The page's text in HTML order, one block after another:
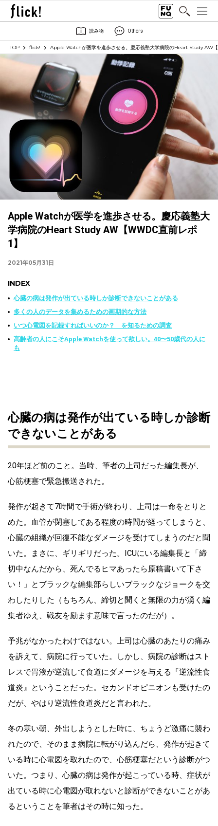
読み物 Others
TOP flick! Apple Watchが医学を進歩させる。慶応義塾大学病院のHeart Study AW
Apple Watchが医学を進歩させる。慶応義塾大
学病院のHeart Study AW【WWDC直前レポ
1】
2021年05月31日
INDEX
心臓の病は発作が出ている時しか診断できないことがある
多くの人のデータを集めるための画期的な方法
いつ心電図を記録すればいいのか？ を知るための調査
高齢者の人にこそApple Watchを使って欲しい。40〜50歳代の人に
も
心臓の病は発作が出ている時しか診断
できないことがある
20年ほど前のこと。当時、筆者の上司だった編集長が、
心筋梗塞で緊急搬送された。
発作が起きて7時間で手術が終わり、上司は一命をとりと
めた。血管が閉塞してある程度の時間が経ってしまうと、
心臓の組織が回復不能なダメージを受けてしまうのだと聞
いた。まさに、ギリギリだった。ICUにいる編集長と「締
切中なんだから、死んでるヒマあったら原稿書いて下さ
い！」とブラックな編集部らしいブラックなジョークを交
わしたりした（もちろん、締切と聞くと無限の力が湧く編
集者ゆえ、戦友を励ます意味で言ったのだが）。
予兆がなかったわけではない。上司は心臓のあたりの痛み
を訴えて、病院に行っていた。しかし、病院の診断はスト
レスで胃液が逆流して食道にダメージを与える『逆流性食
道炎』ということだった。セカンドオピニオンも受けたの
だが、やはり逆流性食道炎だと言われた。
冬の寒い朝、外出しようとした時に、ちょうど激痛に襲わ
れたので、そのまま病院に転がり込んだら、発作が起きて
いる時に心電図を取れたので、心筋梗塞だという診断がつ
いた。つまり、心臓の病は発作が起こっている時、症状が
出ている時に心電図が取れないと診断ができないことがあ
るということを筆者はその時に知った。